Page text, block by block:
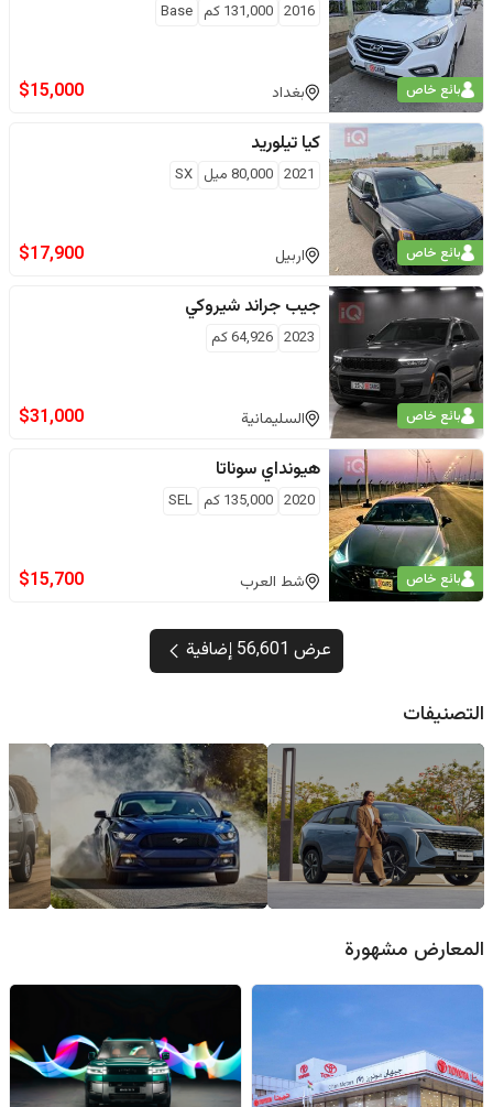
بائع خاص
2016
131,000 كم Base
بغداد $15,000
بائع خاص
كيا تيلوريد
2021
80,000 ميل SX
اربيل $17,900
بائع خاص
جيب جراند شيروكي
2023
64,926كم
السليمانية $31,000
بائع خاص
هيونداي سوناتا
2020
135,000 كم SEL
شط العرب $15,700
عرض 56,601 إضافية
التصنيفات
سيارات
عائلية
سيارات
المعارض مشهورة